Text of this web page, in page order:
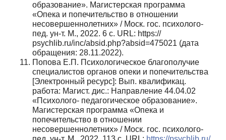
образование». Магистерская программа
«Опека и попечительство в отношении
несовершеннолетних» / Моск. гос. психолого-
пед. ун-т. М., 2022. 6 с. URL: https://
psychlib.ru/inc/absid.php?absid=475021 (дата
обращения: 28.11.2022).
Попова Е.П. Психологическое благополучие
специалистов органов опеки и попечительства
[Электронный ресурс]: Вып. квалификац.
работа: Магист. дис.: Направление 44.04.02
«Психолого- педагогическое образование».
Магистерская программа «Опека и
попечительство в отношении
несовершеннолетних» / Моск. гос. психолого-